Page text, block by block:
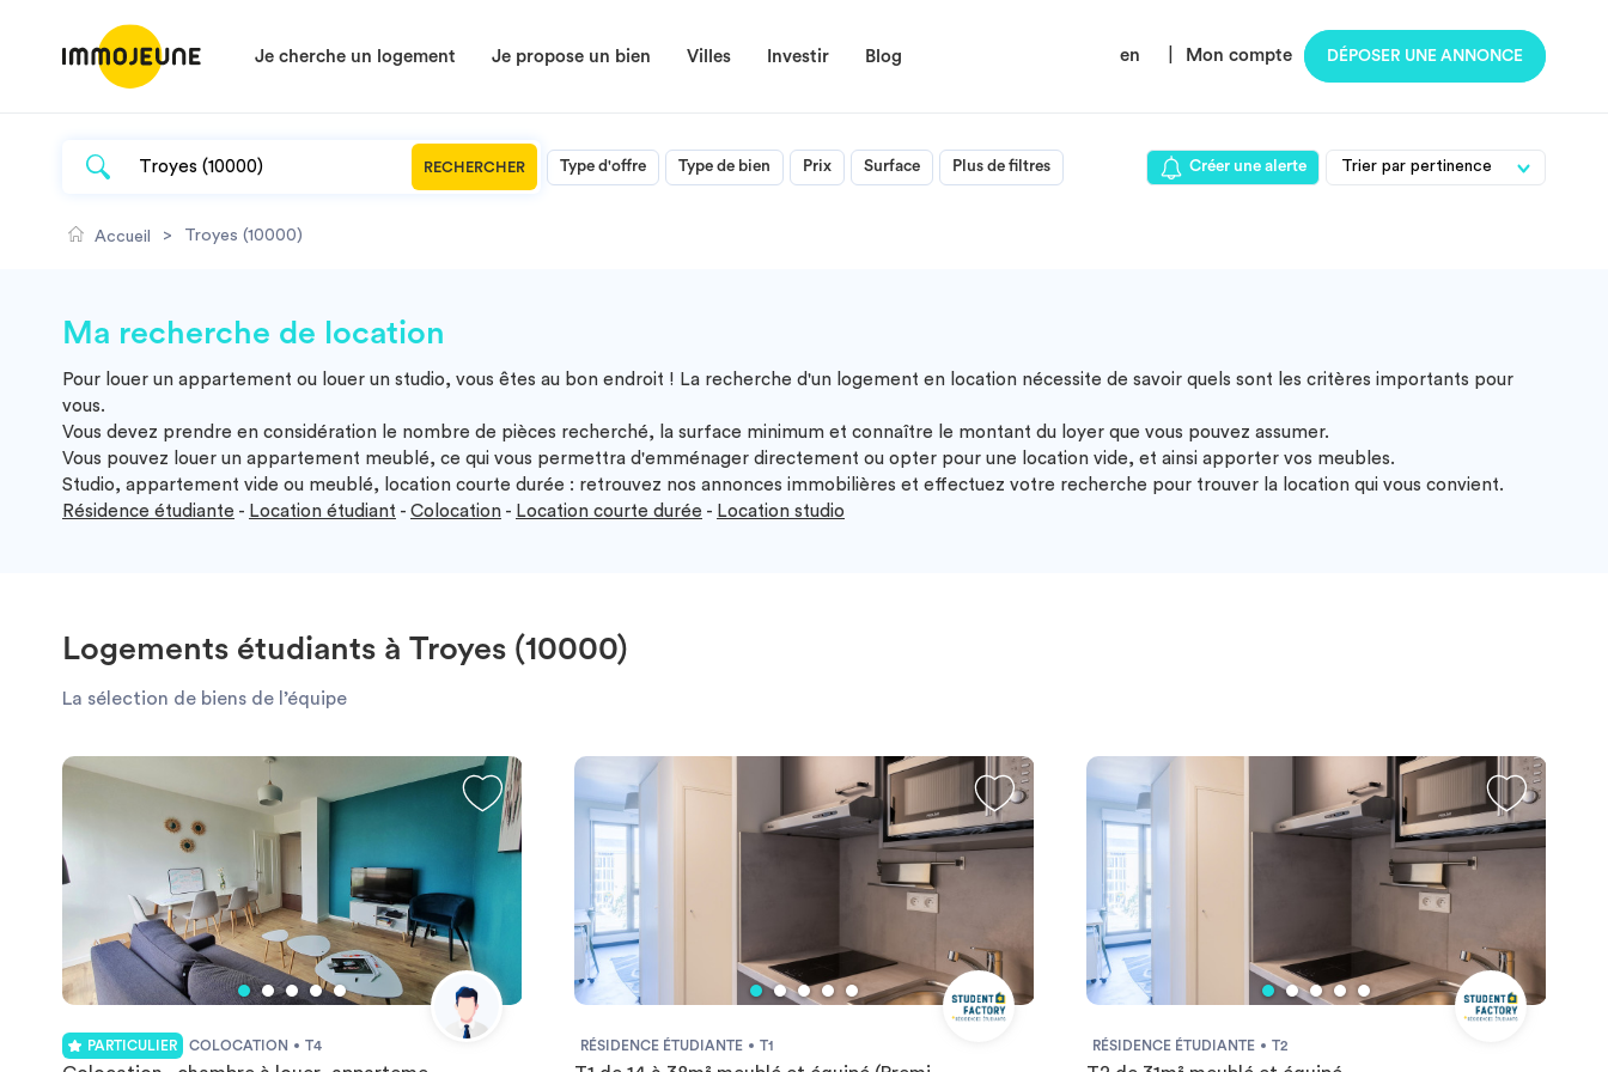
Je cherche un logement Je propose un bien Villes Investir Blog en Mon compte DÉPOSER UNE ANNONCE
RECHERCHER Type d'offre Type de bien Prix Surface Plus de filtres Créer une alerte
Accueil > Troyes (10000)
Ma recherche de location
Pour louer un appartement ou louer un studio, vous êtes au bon endroit ! La recherche d'un logement en location nécessite de savoir quels sont les critères importants pour
vous.
Vous devez prendre en considération le nombre de pièces recherché, la surface minimum et connaître le montant du loyer que vous pouvez assumer.
Vous pouvez louer un appartement meublé, ce qui vous permettra d'emménager directement ou opter pour une location vide, et ainsi apporter vos meubles.
Studio, appartement vide ou meublé, location courte durée : retrouvez nos annonces immobilières et effectuez votre recherche pour trouver la location qui vous convient.
Résidence étudiante - Location étudiant - Colocation - Location courte durée - Location studio
Logements étudiants à Troyes (10000)
La sélection de biens de l’équipe
PARTICULIER COLOCATION T4 RÉSIDENCE ÉTUDIANTE T1 RÉSIDENCE ÉTUDIANTE T2